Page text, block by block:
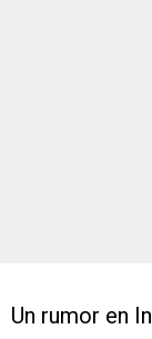
Un rumor en